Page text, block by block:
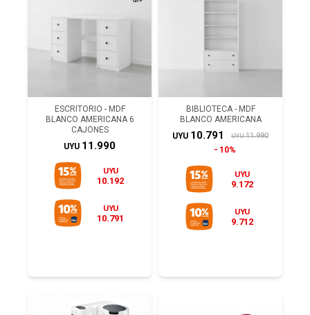
ESCRITORIO - MDF
BLANCO AMERICANA 6
CAJONES
UYU 11.990
UYU
10.192
UYU
10.791
BIBLIOTECA - MDF
BLANCO AMERICANA
UYU 10.791 UYU 11.990
10%
UYU
9.172
UYU
9.712